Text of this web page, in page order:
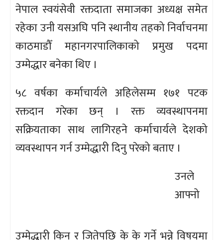
नेपाल स्वयंसेवी रक्तदाता समाजका अध्यक्ष समेत
रहेका उनी यसअघि पनि स्थानीय तहको निर्वाचनमा
काठमाडौँ महानगरपालिकाको प्रमुख पदमा
उम्मेद्धार बनेका थिए ।
५८ वर्षका कर्माचार्यले अहिलेसम्म १७१ पटक
रक्तदान गरेका छन् । रक्त व्यवस्थापनमा
सक्रियताका साथ लागिरहने कर्माचार्यले देशको
व्यवस्थापन गर्न उम्मेद्धारी दिनु परेको बताए ।
उनले
आफ्नो
उम्मेद्धारी किन र जितेपछि के के गर्ने भन्ने विषयमा